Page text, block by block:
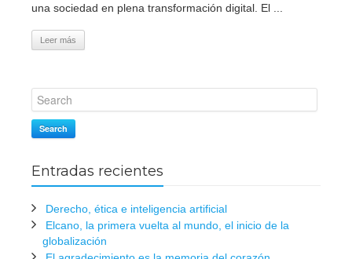
una sociedad en plena transformación digital. El ...
Leer más
Search
Entradas recientes
Derecho, ética e inteligencia artificial
Elcano, la primera vuelta al mundo, el inicio de la
globalización